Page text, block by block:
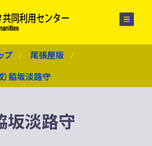
プ 尾張屋版
）脇坂淡路守
坂淡路守